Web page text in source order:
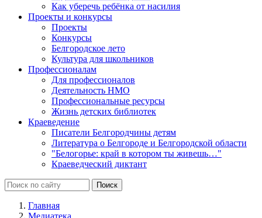
Как уберечь ребёнка от насилия
Проекты и конкурсы
Проекты
Конкурсы
Белгородское лето
Культура для школьников
Профессионалам
Для профессионалов
Деятельность НМО
Профессиональные ресурсы
Жизнь детских библиотек
Краеведение
Писатели Белгородчины детям
Литература о Белгороде и Белгородской области
"Белогорье: край в котором ты живешь…"
Краеведческий диктант
Главная
Медиатека